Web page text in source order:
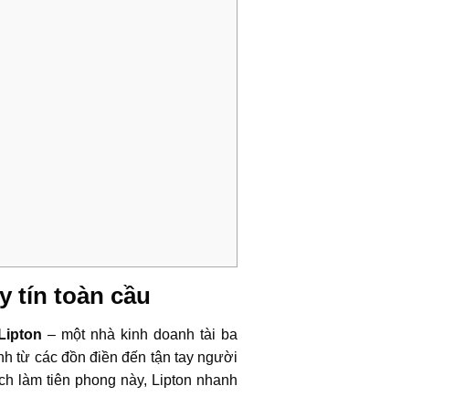
tín toàn cầu
– một nhà kinh doanh tài ba
từ các đồn điền đến tận tay người
làm tiên phong này, Lipton nhanh